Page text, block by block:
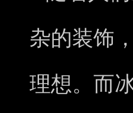
杂的装饰
理想。而